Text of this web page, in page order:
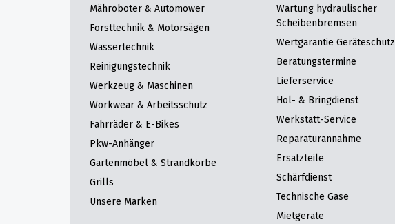
Mähroboter & Automower
Forsttechnik & Motorsägen
Wassertechnik
Reinigungstechnik
Werkzeug & Maschinen
Workwear & Arbeitsschutz
Fahrräder & E-Bikes
Pkw-Anhänger
Gartenmöbel & Strandkörbe
Grills
Unsere Marken
Wartung hydraulischer
Scheibenbremsen
Wertgarantie Geräteschutz
Beratungstermine
Lieferservice
Hol- & Bringdienst
Werkstatt-Service
Reparaturannahme
Ersatzteile
Schärfdienst
Technische Gase
Mietgeräte